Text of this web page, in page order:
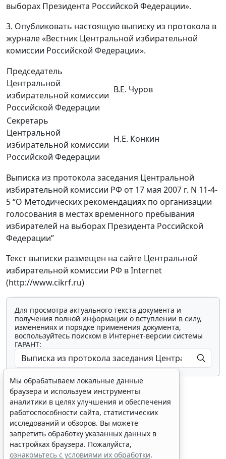
выборах Президента Российской Федерации».
3. Опубликовать настоящую выписку из протокола в
журнале «Вестник Центральной избирательной
комиссии Российской Федерации».
Председатель
Центральной
избирательной комиссии
Российской Федерации
В.Е. Чуров
Секретарь
Центральной
избирательной комиссии
Российской Федерации
Н.Е. Конкин
Выписка из протокола заседания Центральной
избирательной комиссии РФ от 17 мая 2007 г. N 11-4-
5 “О Методических рекомендациях по организации
голосования в местах временного пребывания
избирателей на выборах Президента Российской
Федерации”
Текст выписки размещен на сайте Центральной
избирательной комиссии РФ в Internet
(http://www.cikrf.ru)
Для просмотра актуального текста документа и
получения полной информации о вступлении в силу,
изменениях и порядке применения документа,
воспользуйтесь поиском в Интернет-версии системы
ГАРАНТ:
Показать все материалы
Мы обрабатываем локальные данные
браузера и используем инструменты
аналитики в целях улучшения и обеспечения
работоспособности сайта, статистических
исследований и обзоров. Вы можете
запретить обработку указанных данных в
настройках браузера. Пожалуйста,
ознакомьтесь с условиями их обработки.